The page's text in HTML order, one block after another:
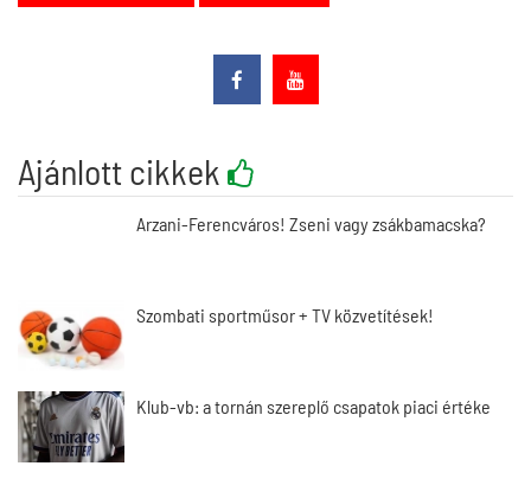
Ajánlott cikkek
Arzani-Ferencváros! Zseni vagy zsákbamacska?
Szombati sportműsor + TV közvetítések!
Klub-vb: a tornán szereplő csapatok piaci értéke